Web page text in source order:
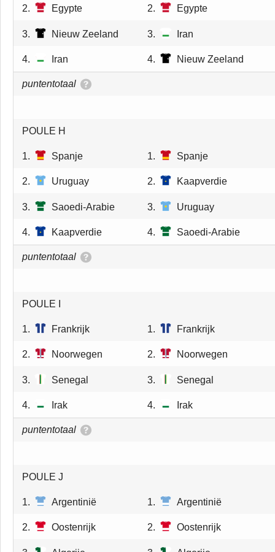
2. Egypte 2. Egypte
3. Nieuw Zeeland 3. Iran
4. Iran 4. Nieuw Zeeland
puntentotaal
POULE H
1. Spanje 1. Spanje
2. Uruguay 2. Kaapverdie
3. Saoedi-Arabie 3. Uruguay
4. Kaapverdie 4. Saoedi-Arabie
puntentotaal
POULE I
1. Frankrijk 1. Frankrijk
2. Noorwegen 2. Noorwegen
3. Senegal 3. Senegal
4. Irak 4. Irak
puntentotaal
POULE J
1. Argentinië 1. Argentinië
2. Oostenrijk 2. Oostenrijk